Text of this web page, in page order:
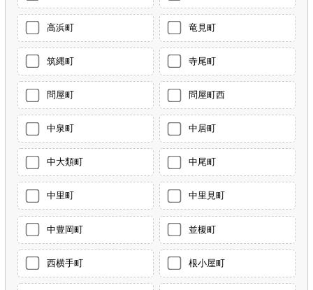
高浜町 竜見町
筑縄町 寺尾町
問屋町 問屋町西
中泉町 中居町
中大類町 中尾町
中里町 中里見町
中豊岡町 並榎町
西横手町 根小屋町